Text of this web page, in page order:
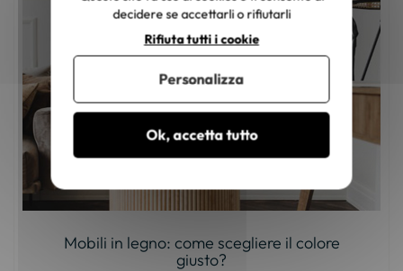
Mobili in legno: come scegliere il colore
giusto?
decidere se accettarli o rifiutarli
Ok, accetta tutto
Rifiuta tutti i cookie
Personalizza